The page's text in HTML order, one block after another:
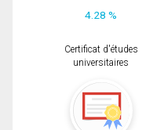
4.28 %
Certificat d'études
universitaires